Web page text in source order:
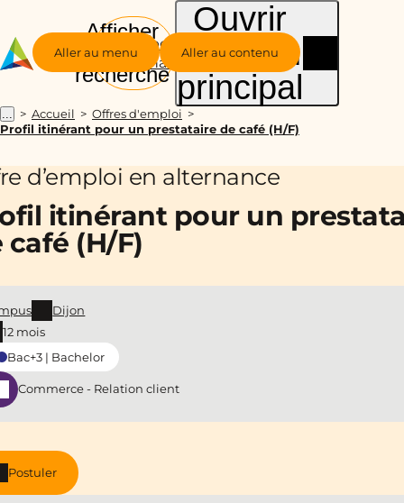
Aller au menu Aller au contenu
Groupe
Alternance
Afficher
la
recherche
Ouvrir
le menu
principal
... Accueil
Offres d'emploi
Profil itinérant pour un prestataire de café (H/F)
d’emploi en alternance
itinérant pour un
café (H/F)
Postuler
Dijon
12 mois
Bac+3 | Bachelor
Commerce - Relation client